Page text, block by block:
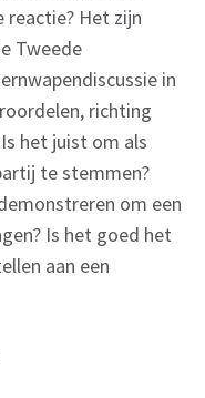
reactie? Het zijn
Tweede
in
richting
het juist om als
te stemmen?
om een
Is het goed het
aan een